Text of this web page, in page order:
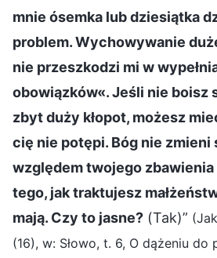
mnie ósemka lub dziesiątka
problem. Wychowywanie
nie przeszkodzi mi w
obowiązków«. Jeśli nie boisz
zbyt duży kłopot, możesz
cię nie potępi. Bóg nie
względem twojego zbawienia
tego, jak traktujesz
mają. Czy to jasne? (Tak)”
(16), w: Słowo, t. 6, O dążeniu do